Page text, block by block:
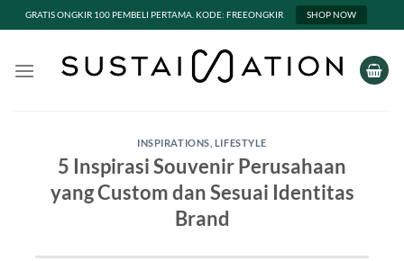
GRATIS ONGKIR 100 PEMBELI PERTAMA. KODE: FREEONGKIR SHOP NOW
INSPIRATIONS LIFESTYLE
5 Inspirasi Souvenir Perusahaan
yang Custom dan Sesuai Identitas
Brand